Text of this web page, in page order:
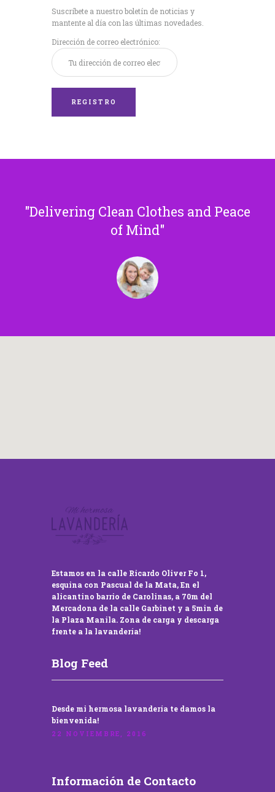
Suscríbete a nuestro boletín de noticias y
mantente al día con las últimas novedades.
Dirección de correo electrónico:
Delivering Clean Clothes and Peace
of Mind
Estamos en la calle Ricardo Oliver Fo 1,
esquina con Pascual de la Mata, En el
alicantino barrio de Carolinas, a 70m del
Mercadona de la calle Garbinet y a 5min de
la Plaza Manila. Zona de carga y descarga
frente a la lavandería!
Blog Feed
Desde mi hermosa lavandería te damos la
bienvenida!
22 NOVIEMBRE, 2016
Información de Contacto